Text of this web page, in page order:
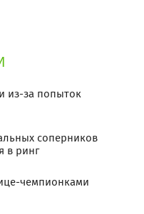
из-за попыток
соперников
в ринг
чемпионками